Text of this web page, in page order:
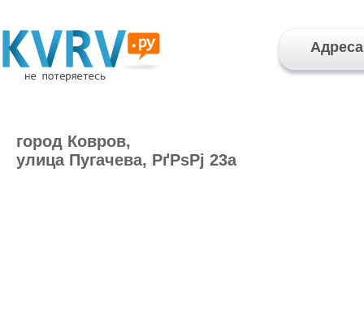
Адреса
город Ковров,
улица Пугачева, РґРѕРј 23а